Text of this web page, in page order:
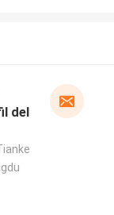
del